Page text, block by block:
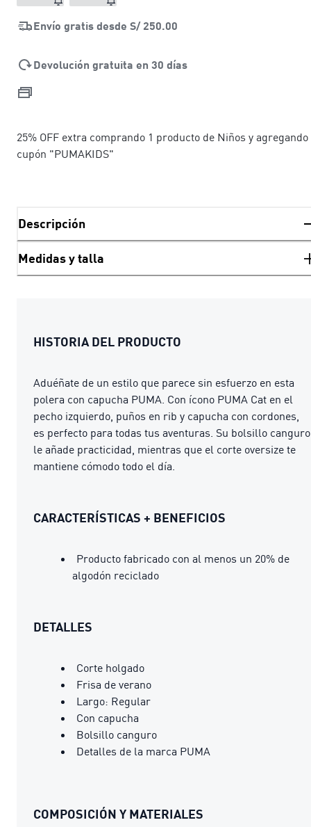
Envío gratis desde S/ 250.00
Devolución gratuita en 30 días
25% OFF extra comprando 1 producto de Niños y
cupón "PUMAKIDS"
Descripción
Medidas y talla
HISTORIA DEL PRODUCTO
Aduéñate de un estilo que parece sin esfuerzo en esta
polera con capucha PUMA. Con ícono PUMA Cat en el
pecho izquierdo, puños en rib y capucha con cordones,
es perfecto para todas tus aventuras. Su bolsillo canguro
le añade practicidad, mientras que el corte oversize te
mantiene cómodo todo el día.
CARACTERÍSTICAS + BENEFICIOS
Producto fabricado con al menos un 20% de
algodón reciclado
DETALLES
Corte holgado
Frisa de verano
Largo: Regular
Con capucha
Bolsillo canguro
Detalles de la marca PUMA
COMPOSICIÓN Y MATERIALES